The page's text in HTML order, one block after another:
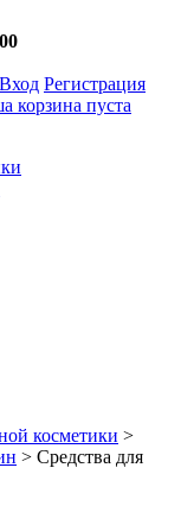
Вход Регистрация
корзина пуста
косметики >
> Средства для